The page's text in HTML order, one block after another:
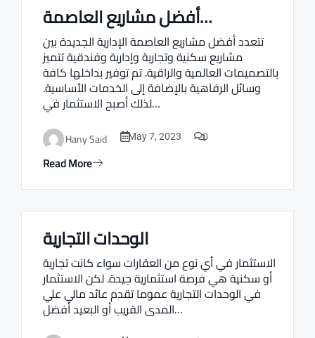
Real estate Estate ville أفضل مشاريع العاصمة…
تتعدد أفضل مشاريع العاصمة الإدارية الجديدة بين
مشاريع سكنية وتجارية وإدارية وفندقية تتميز
بالتصميمات العالمية والراقية. تم توفير بداخلها كافة
وسائل الرفاهية بالإضافة إلى الخدمات الأساسية.
لذلك أصبح الاستثمار في…
Hany Said May 7, 2023 0
Read More
Real estate Estate ville
الوحدات التجارية
الاستثمار في أي نوع من العقارات سواء كانت تجارية
أو سكنية هي فرصة استثمارية جيدة. لكن الاستثمار
في الوحدات التجارية عموما تقدم عائد مالي علي
المدى القريب أو البعيد أفضل…